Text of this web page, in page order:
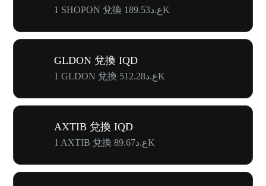
1 SHOPON 兌換 ع.د189.53K
GLDON 兌換 IQD
1 GLDON 兌換 ع.د512.28K
AXTIB 兌換 IQD
1 AXTIB 兌換 ع.د89.67K